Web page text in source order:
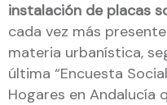
instalación de placas
cada vez más
materia urbanística,
última “Encuesta
Hogares en Andalucía